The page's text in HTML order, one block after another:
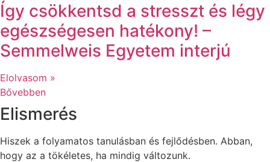
Így csökkentsd a stresszt és légy
egészségesen hatékony! –
Semmelweis Egyetem interjú
Elolvasom »
Bővebben
Elismerés
Hiszek a folyamatos tanulásban és fejlődésben. Abban,
hogy az a tökéletes, ha mindig változunk.